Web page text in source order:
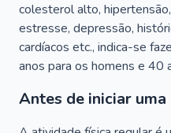
colesterol alto,
estresse, depressão,
cardíacos etc., indica-se
anos para os homens e 40
Antes de iniciar